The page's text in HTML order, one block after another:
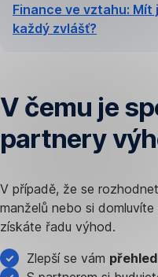
Finance ve vztahu: Mít
každý zvlášť?
V čemu je
partnery
V případě, že se
manželů nebo si
získáte řadu výhod.
Zlepší se vám přehled